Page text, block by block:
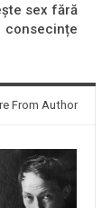
sex fără
consecințe
From Author